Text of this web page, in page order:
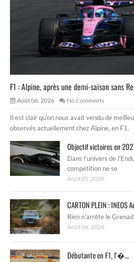
F1 : Alpine, après une demi-saison sans
Août 06, 2026 No Comments
Il est clair qu’on nous avait vendu de
observés actuellement chez Alpine, en F1.
Objectif victoires en
Dans l’univers de
compétition ne se
Août 05, 2026
CARTON PLEIN : INEOS
Rien n’arrête le
Août 04, 2026
Débutante en F1, l’�...